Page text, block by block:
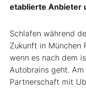
etablierte Anbieter
Schlafen während
Zukunft in München
wenn es nach dem
Autobrains geht.
Partnerschaft mit